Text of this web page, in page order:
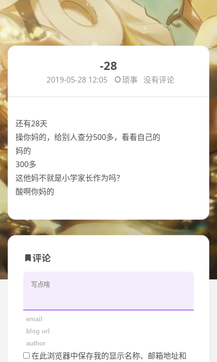
-28
2019-05-28 12:05 琐事 没有评论
还有28天
操你妈的，给别人查分500多，看看自己的
妈的
300多
这他妈不就是小学家长作为吗？
酸啊你妈的
评论
在此浏览器中保存我的显示名称、邮箱地址和